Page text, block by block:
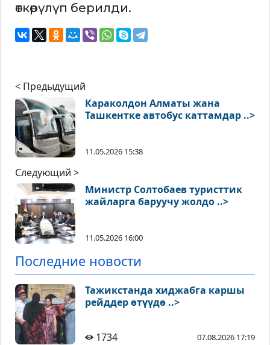
өткөрүлүп берилди.
< Предыдущий
Караколдон Алматы жана
Ташкентке автобус каттамдар ..>
11.05.2026 15:38
Следующий >
Министр Солтобаев туристтик
жайларга баруучу жолдо ..>
11.05.2026 16:00
Последние новости
Тажикстанда хиджабга каршы
рейддер өтүүдө ..>
1734 07.08.2026 17:19